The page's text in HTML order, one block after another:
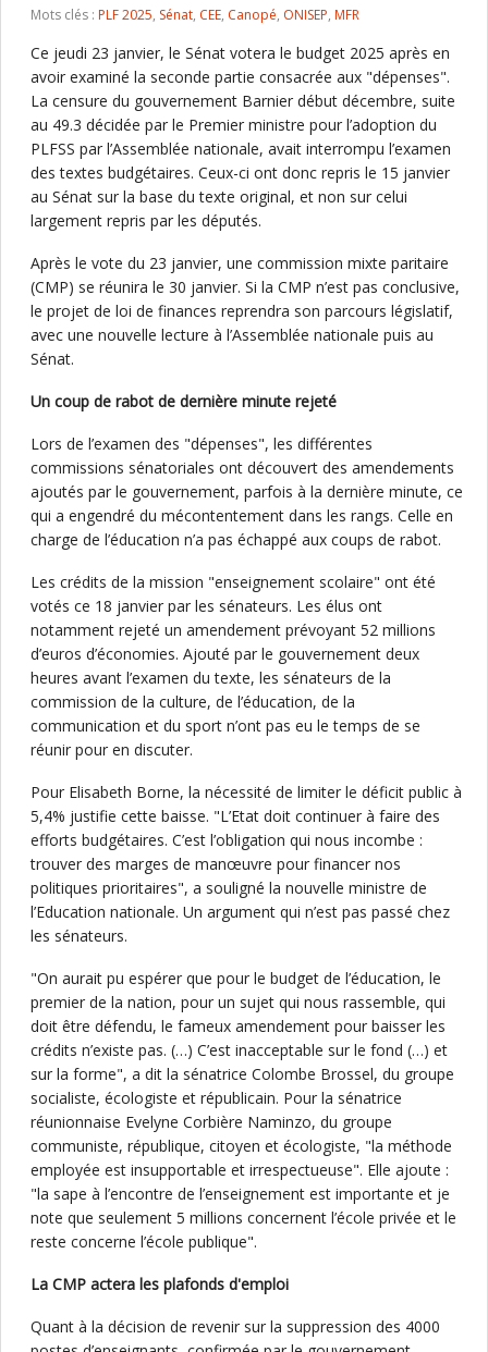
Mots clés : PLF 2025, Sénat, CEE, Canopé, ONISEP, MFR
Ce jeudi 23 janvier, le Sénat votera le budget 2025 après en
avoir examiné la seconde partie consacrée aux "dépenses".
La censure du gouvernement Barnier début décembre, suite
au 49.3 décidée par le Premier ministre pour l’adoption du
PLFSS par l’Assemblée nationale, avait interrompu l’examen
des textes budgétaires. Ceux-ci ont donc repris le 15 janvier
au Sénat sur la base du texte original, et non sur celui
largement repris par les députés.
Après le vote du 23 janvier, une commission mixte paritaire
(CMP) se réunira le 30 janvier. Si la CMP n’est pas conclusive,
le projet de loi de finances reprendra son parcours législatif,
avec une nouvelle lecture à l’Assemblée nationale puis au
Sénat.
Un coup de rabot de dernière minute rejeté
Lors de l’examen des "dépenses", les différentes
commissions sénatoriales ont découvert des amendements
ajoutés par le gouvernement, parfois à la dernière minute, ce
qui a engendré du mécontentement dans les rangs. Celle en
charge de l’éducation n’a pas échappé aux coups de rabot.
Les crédits de la mission "enseignement scolaire" ont été
votés ce 18 janvier par les sénateurs. Les élus ont
notamment rejeté un amendement prévoyant 52 millions
d’euros d’économies. Ajouté par le gouvernement deux
heures avant l’examen du texte, les sénateurs de la
commission de la culture, de l’éducation, de la
communication et du sport n’ont pas eu le temps de se
réunir pour en discuter.
Pour Elisabeth Borne, la nécessité de limiter le déficit public à
5,4% justifie cette baisse. "L’Etat doit continuer à faire des
efforts budgétaires. C’est l’obligation qui nous incombe :
trouver des marges de manœuvre pour financer nos
politiques prioritaires", a souligné la nouvelle ministre de
l’Education nationale. Un argument qui n’est pas passé chez
les sénateurs.
"On aurait pu espérer que pour le budget de l’éducation, le
premier de la nation, pour un sujet qui nous rassemble, qui
doit être défendu, le fameux amendement pour baisser les
crédits n’existe pas. (…) C’est inacceptable sur le fond (…) et
sur la forme", a dit la sénatrice Colombe Brossel, du groupe
socialiste, écologiste et républicain. Pour la sénatrice
réunionnaise Evelyne Corbière Naminzo, du groupe
communiste, république, citoyen et écologiste, "la méthode
employée est insupportable et irrespectueuse". Elle ajoute :
"la sape à l’encontre de l’enseignement est importante et je
note que seulement 5 millions concernent l’école privée et le
reste concerne l’école publique".
La CMP actera les plafonds d'emploi
Quant à la décision de revenir sur la suppression des 4000